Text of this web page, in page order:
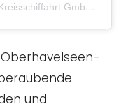
Ein Beitrag geteilt von Stern und Kreisschiffahrt GmbH (@sternundkreis)
und